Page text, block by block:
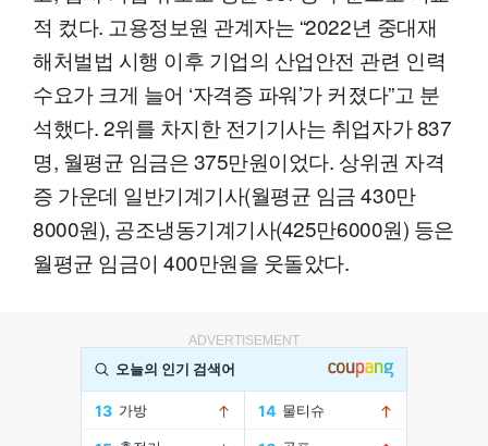
적 컸다. 고용정보원 관계자는 “2022년 중대재
해처벌법 시행 이후 기업의 산업안전 관련 인력
수요가 크게 늘어 ‘자격증 파워’가 커졌다”고 분
석했다. 2위를 차지한 전기기사는 취업자가 837
명, 월평균 임금은 375만원이었다. 상위권 자격
증 가운데 일반기계기사(월평균 임금 430만
8000원), 공조냉동기계기사(425만6000원) 등은
월평균 임금이 400만원을 웃돌았다.
ADVERTISEMENT